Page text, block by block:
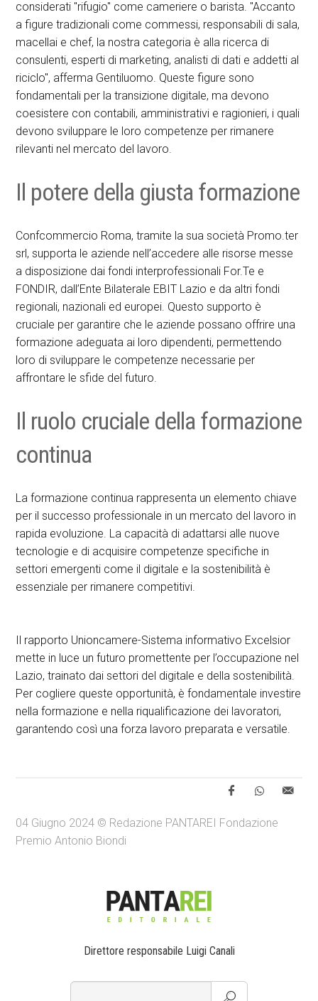
considerati "rifugio" come cameriere o barista. "Accanto
a figure tradizionali come commessi, responsabili di sala,
macellai e chef, la nostra categoria è alla ricerca di
consulenti, esperti di marketing, analisti di dati e addetti al
riciclo", afferma Gentiluomo. Queste figure sono
fondamentali per la transizione digitale, ma devono
coesistere con contabili, amministrativi e ragionieri, i quali
devono sviluppare le loro competenze per rimanere
rilevanti nel mercato del lavoro.
Il potere della giusta formazione
Confcommercio Roma, tramite la sua società Promo.ter
srl, supporta le aziende nell’accedere alle risorse messe
a disposizione dai fondi interprofessionali For.Te e
FONDIR, dall’Ente Bilaterale EBIT Lazio e da altri fondi
regionali, nazionali ed europei. Questo supporto è
cruciale per garantire che le aziende possano offrire una
formazione adeguata ai loro dipendenti, permettendo
loro di sviluppare le competenze necessarie per
affrontare le sfide del futuro.
Il ruolo cruciale della formazione
continua
La formazione continua rappresenta un elemento chiave
per il successo professionale in un mercato del lavoro in
rapida evoluzione. La capacità di adattarsi alle nuove
tecnologie e di acquisire competenze specifiche in
settori emergenti come il digitale e la sostenibilità è
essenziale per rimanere competitivi.
Il rapporto Unioncamere-Sistema informativo Excelsior
mette in luce un futuro promettente per l’occupazione nel
Lazio, trainato dai settori del digitale e della sostenibilità.
Per cogliere queste opportunità, è fondamentale investire
nella formazione e nella riqualificazione dei lavoratori,
garantendo così una forza lavoro preparata e versatile.
04 Giugno 2024 © Redazione PANTAREI Fondazione
Premio Antonio Biondi
Direttore responsabile Luigi Canali